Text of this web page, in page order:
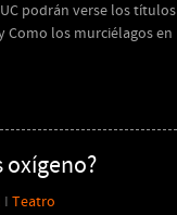
podrán verse los títulos
Como los murciélagos en
oxígeno?
I Teatro